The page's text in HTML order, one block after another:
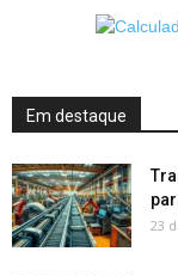
Em destaque
23